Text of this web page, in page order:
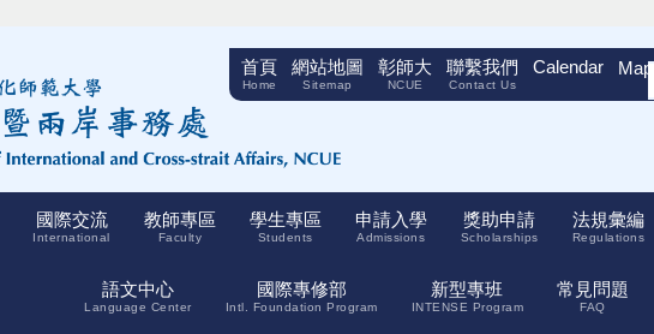
首頁
Home
網站地圖
Sitemap
彰師大
NCUE
聯繫我們
Contact Us
Calendar Maps
國際交流
International
教師專區
Faculty
學生專區
Students
申請入學
Admissions
獎助申請
Scholarships
法規彙編
Regulations
語文中心
Language Center
國際專修部
Intl. Foundation Program
新型專班
INTENSE Program
常見問題
FAQ